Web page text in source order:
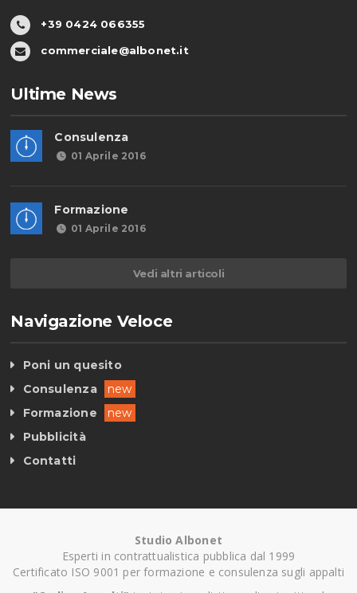
+39 0424 066355
commerciale@albonet.it
Ultime News
Consulenza
01 Aprile 2016
Formazione
01 Aprile 2016
Vedi altri articoli
Navigazione Veloce
Poni un quesito
Consulenza
new
Formazione
new
Pubblicità
Contatti
Studio Albonet
Esperti in contrattualistica pubblica dal 1999
Certificato ISO 9001 per formazione e consulenza sugli appalti